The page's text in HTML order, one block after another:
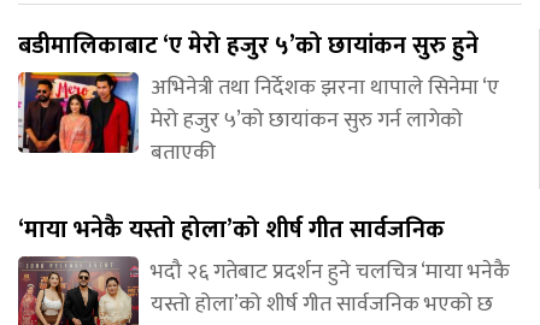
बडीमालिकाबाट ‘ए मेरो हजुर ५’को छायांकन सुरु हुने
अभिनेत्री तथा निर्देशक झरना थापाले सिनेमा ‘ए
मेरो हजुर ५’को छायांकन सुरु गर्न लागेको
बताएकी
‘माया भनेकै यस्तो होला’को शीर्ष गीत सार्वजनिक
भदौ २६ गतेबाट प्रदर्शन हुने चलचित्र ‘माया भनेकै
यस्तो होला’को शीर्ष गीत सार्वजनिक भएको छ